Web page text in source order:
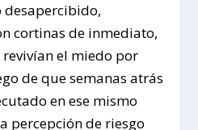
desapercibido,
cortinas de inmediato,
el miedo por
de que semanas atrás
en ese mismo
percepción de riesgo